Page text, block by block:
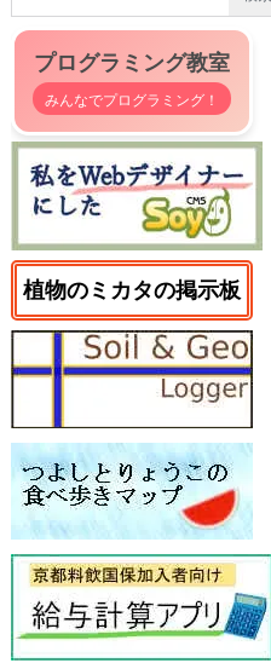
プログラミング教室
みんなでプログラミング！
植物のミカタの掲示板